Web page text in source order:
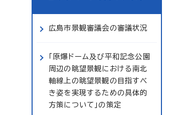
広島市景観審議会の審議状況
「原爆ドーム及び平和記念公園
周辺の眺望景観における南北
軸線上の眺望景観の目指すべ
き姿を実現するための具体的
方策について」の策定